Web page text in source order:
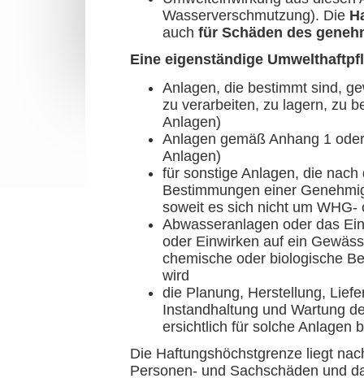
Wasserverschmutzung). Die
auch für Schäden des
Eine eigenständige
Anlagen, die bestimmt sind,
zu verarbeiten, zu lagern, zu
Anlagen)
Anlagen gemäß Anhang 1
Anlagen)
für sonstige Anlagen, die
Bestimmungen einer
soweit es sich nicht um
Abwasseranlagen oder das
oder Einwirken auf ein
chemische oder biologische
wird
die Planung, Herstellung,
Instandhaltung und Wartung
ersichtlich für solche Anlagen
Die Haftungshöchstgrenze liegt
Personen- und Sachschäden und